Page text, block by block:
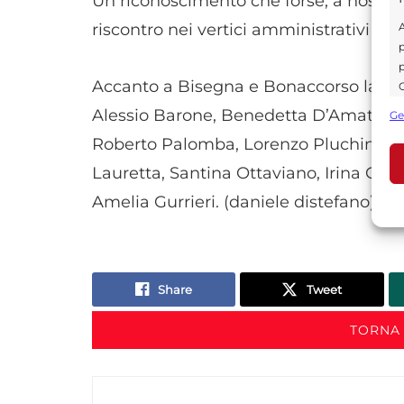
riscontro nei vertici amministrativi
Accanto a Bisegna e Bonaccorso la
Alessio Barone, Benedetta D’Amato,
Roberto Palomba, Lorenzo Pluchino,
Lauretta, Santina Ottaviano, Irina
Amelia Gurrieri. (daniele distefano)
Share Tweet